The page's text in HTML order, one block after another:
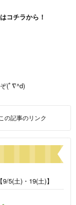
コチラから！
(ﾟ∇^d)
この記事のリンク
【9/5(土)・19(土)】